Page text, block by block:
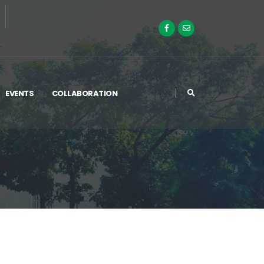
EVENTS COLLABORATION